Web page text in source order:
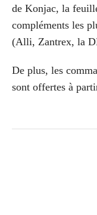
de Konjac, la
compléments les
(Alli, Zantrex, la
De plus, les
sont offertes à